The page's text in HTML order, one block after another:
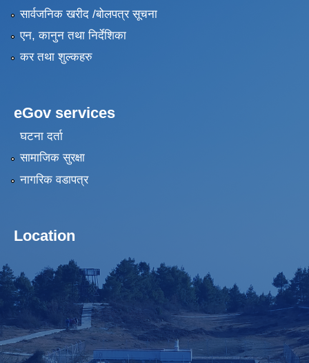
सार्वजनिक खरीद /बोलपत्र सूचना
एन, कानुन तथा निर्देशिका
कर तथा शुल्कहरु
eGov services
घटना दर्ता
सामाजिक सुरक्षा
नागरिक वडापत्र
Location